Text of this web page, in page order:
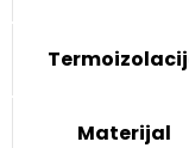
Materijal